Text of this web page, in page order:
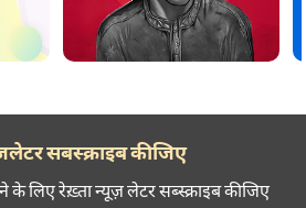
सबस्क्राइब कीजिए
के लिए रेख़्ता न्यूज़ लेटर सब्स्क्राइब कीजिए